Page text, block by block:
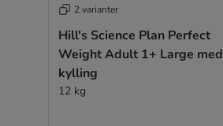
2 varianter
Hill's Science Plan Perfect
Weight Adult 1+ Large med
kylling
12 kg